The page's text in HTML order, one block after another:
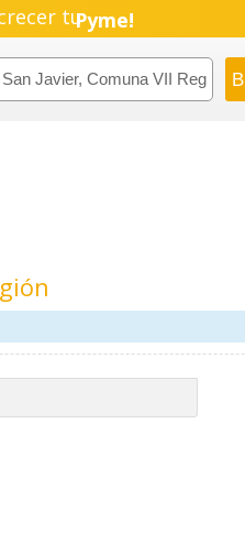
tuPyme!
Emprendimiento!